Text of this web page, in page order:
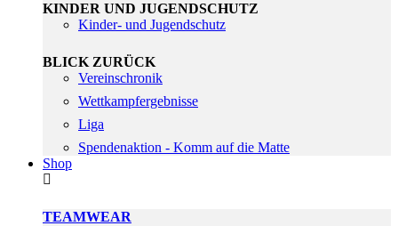
KINDER UND JUGENDSCHUTZ
Kinder- und Jugendschutz
BLICK ZURÜCK
Vereinschronik
Wettkampfergebnisse
Liga
Spendenaktion - Komm auf die Matte
Shop
TEAMWEAR